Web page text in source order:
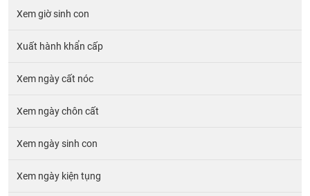
Xem giờ sinh con
Xuất hành khẩn cấp
Xem ngày cất nóc
Xem ngày chôn cất
Xem ngày sinh con
Xem ngày kiện tụng